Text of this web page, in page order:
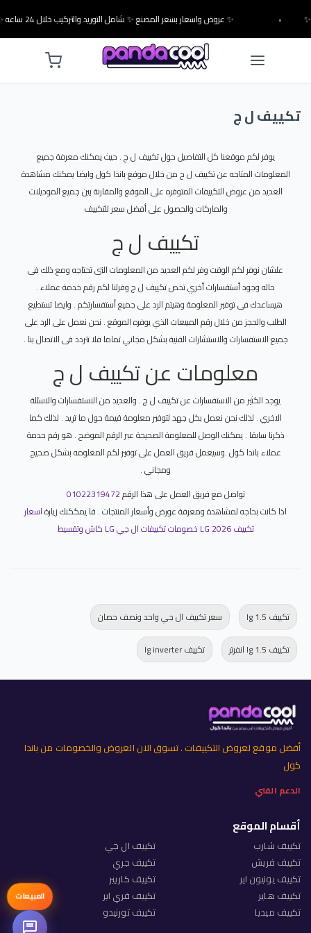
✨ عروض واسعار بسعر المصنع ✨ شامل التوريد والتركيب خلال 24 ساعه ✨ •
تكييف ل ج
يوفر لكم موقعنا كل التفاصيل حول تكييف ل ج . حيث يمكنك معرفة جميع
المعلومات المتاحه عن تكييف ل ج من خلال موقع باندا كول وايضا يمكنك مشاهدة
العديد من عروض التكييفات المتوفره على الموقع والمقارنة بين جميع الموديلات
والماركات والحصول على أفضل سعر للتكييف
تكييف ل ج
علشان نوفر لكم الوقت وفر لكم العديد من المعلومات التى تحتاجه ومع ذلك فى
حاله وجود أستفسارات أخري تخص تكييف ل ج وفرلنا لكم رقم خدمة عملاء .
هيساعدك فى توفير المعلومة وهيتم الرد على جميع أستفسارتكم . وايضا تستطيع
الطلب والحجز من خلال رقم المبيعات الذي يوفره الموقع . نحن نعمل على الرد على
جميع الاستفسارات والاستشارات الفنية بشكل مجاني تماما فلا تتردد فى الاتصال بنا .
معلومات عن تكييف ل ج
يوجد الكثير من الاستفسارات عن تكييف ل ج . والعديد من الاستفسارات والاسئلة
الاخري . لذلك نحن نعمل بكل جهد لتوفير معلومة قيمة حول ما تريد . لذلك كما
ذكرنا سابقا . يمكنك الوصل للمعلومة الصحيحة عبر الرقم الموضح . هو رقم حدمة
عملاء باندا كول .وسيعمل فريق العمل على توفير لكم المعلومه بشكل صحيح
ومجاني .
تواصل مع فريق العمل على هذا الرقم01022319472
اذا كانت بحاجه لمشاهدة ومعرفة عورض وأسعار المنتجات . فا يمككنك زيارةاسعار
تكييف LG 2026 خصومات تكييفات ال جي LG كاش وتقسيط
تكييف lg 1.5 سعر تكييف ال جي واحد ونصف حصان
تكييف lg 1.5 انفرتر تكييف lg inverter
أفضل موقع لعروض التكييفات . تسوق الان العروض والخصومات من باندا
كول
الدعم الفني
أقسام الموقع
تكييف شارب
تكييف ال جي
تكييف فريش
تكييف جري
تكييف يونيون اير
تكييف كاريير
تكييف هاير
تكييف فري اير
تكييف ميديا
تكييف تورنيدو
المبيعات